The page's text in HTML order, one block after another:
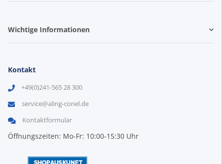
Wichtige Informationen
Kontakt
+49(0)241-565 28 300
service@aling-conel.de
Kontaktformular
Öffnungszeiten: Mo-Fr: 10:00-15:30 Uhr